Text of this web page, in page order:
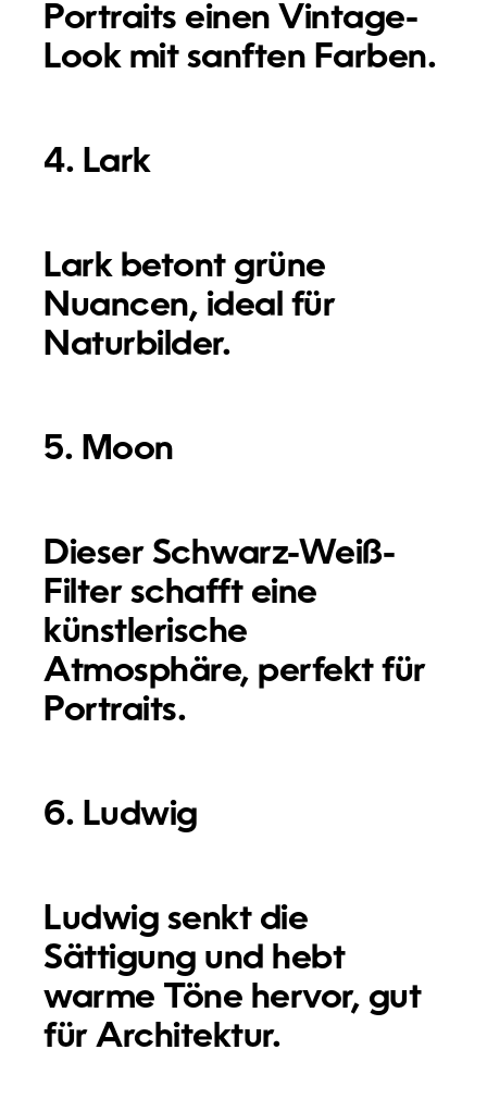
Portraits einen Vintage-
Look mit sanften Farben.
4. Lark
Lark betont grüne
Nuancen, ideal für
Naturbilder.
5. Moon
Dieser Schwarz-Weiß-
Filter schafft eine
künstlerische
Atmosphäre, perfekt für
Portraits.
6. Ludwig
Ludwig senkt die
Sättigung und hebt
warme Töne hervor, gut
für Architektur.